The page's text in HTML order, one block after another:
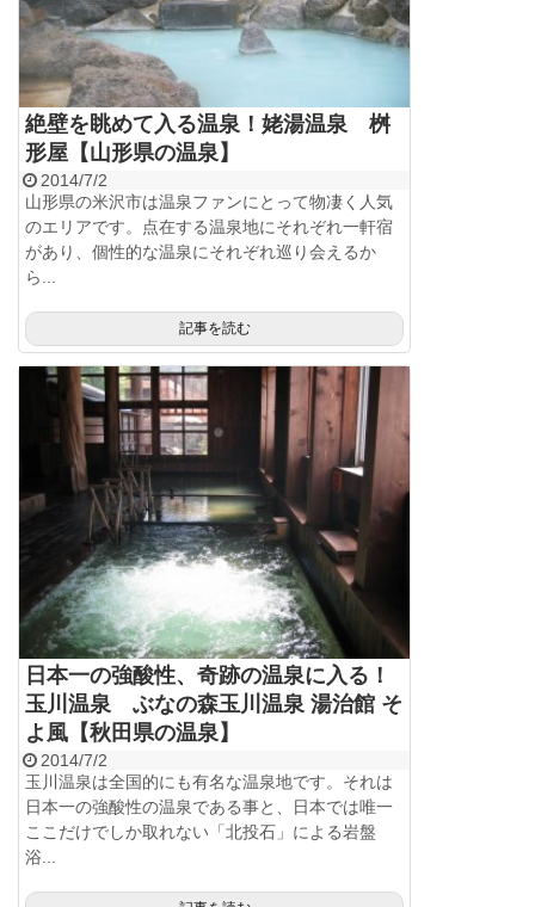
絶壁を眺めて入る温泉！姥湯温泉 桝
形屋【山形県の温泉】
2014/7/2
山形県の米沢市は温泉ファンにとって物凄く人気
のエリアです。点在する温泉地にそれぞれ一軒宿
があり、個性的な温泉にそれぞれ巡り会えるか
ら...
記事を読む
日本一の強酸性、奇跡の温泉に入る！
玉川温泉 ぶなの森玉川温泉 湯治館 そ
よ風【秋田県の温泉】
2014/7/2
玉川温泉は全国的にも有名な温泉地です。それは
日本一の強酸性の温泉である事と、日本では唯一
ここだけでしか取れない「北投石」による岩盤
浴...